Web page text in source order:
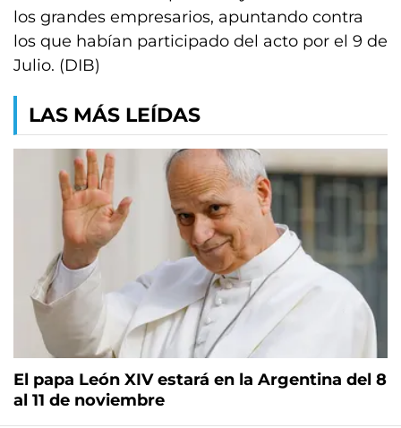
los grandes empresarios, apuntando contra
los que habían participado del acto por el 9 de
Julio. (DIB)
LAS MÁS LEÍDAS
El papa León XIV estará en la Argentina del 8
al 11 de noviembre